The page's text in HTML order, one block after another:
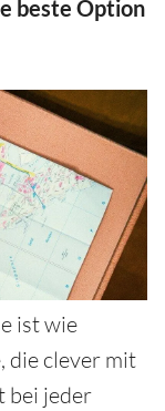
beste Option
ist wie
die clever mit
bei jeder